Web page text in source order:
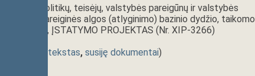
Valstybės politikų, teisėjų, valstybės pareigūnų ir valstybės
tarnautojų pareiginės algos (atlyginimo) bazinio dydžio, taikomo
2012 metais, ĮSTATYMO PROJEKTAS (Nr. XIP-3266)
dokumento tekstas, susiję dokumentai)